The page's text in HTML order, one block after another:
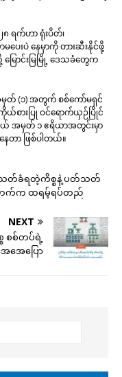
ရက်ဟာ ရုံးပိတ်၊
ပေးပဲ နေမှာကို တားဆီးနိုင်ဖို့
ောင်းမြမြို့ ဒေသခံတွေက
မှတ် (၁) အတွက် စစ်ကော်မရှင်
ယ်စားပြု ဝင်ရောက်ယှဉ်ပြိုင်
ယ် အမှတ် ၁ ဧရိယာအတွင်းမှာ
နေတာ ဖြစ်ပါတယ်။
သတ်ခံရတဲ့ကိစ္စနဲ့ ပတ်သတ်
းဘက်က ထရမ့်ရပ်တည်
NEXT
စစ်တပ်ရဲ့
ေအေပြော